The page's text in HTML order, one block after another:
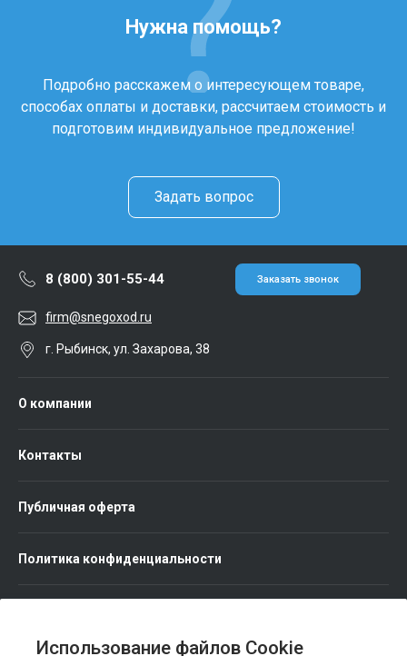
Использование файлов Cookie
Нужна помощь?
Подробно расскажем о интересующем товаре,
способах оплаты и доставки, рассчитаем стоимость и
подготовим индивидуальное предложение!
Задать вопрос
8 (800) 301-55-44 Заказать звонок
firm@snegoxod.ru
г. Рыбинск, ул. Захарова, 38
О компании
Контакты
Публичная оферта
Политика конфиденциальности